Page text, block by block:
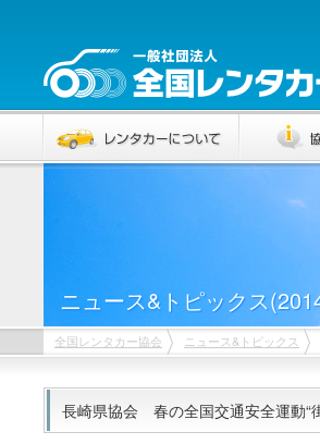
ニュース&トピックス
全国レンタカー協会 ニュース&トピックス
長崎県協会 春の全国交通安全運動“